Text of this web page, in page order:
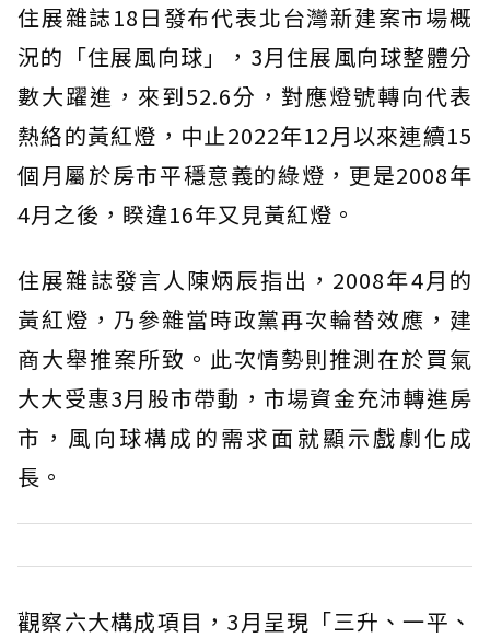
住展雜誌18日發布代表北台灣新建案市場概
況的「住展風向球」，3月住展風向球整體分
數大躍進，來到52.6分，對應燈號轉向代表
熱絡的黃紅燈，中止2022年12月以來連續15
個月屬於房市平穩意義的綠燈，更是2008年
4月之後，睽違16年又見黃紅燈。
住展雜誌發言人陳炳辰指出，2008年4月的
黃紅燈，乃參雜當時政黨再次輪替效應，建
商大舉推案所致。此次情勢則推測在於買氣
大大受惠3月股市帶動，市場資金充沛轉進房
市，風向球構成的需求面就顯示戲劇化成
長。
觀察六大構成項目，3月呈現「三升、一平、